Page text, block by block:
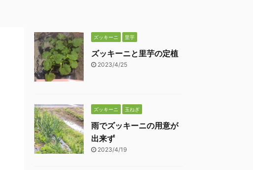
ズッキーニ 里芋
ズッキーニと里芋の定植
2023/4/25
ズッキーニ 玉ねぎ
雨でズッキーニの用意が
出来ず
2023/4/19